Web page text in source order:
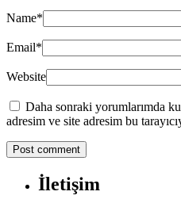
Name*
Email*
Website
Daha sonraki yorumlarımda
adresim ve site adresim bu
İletişim